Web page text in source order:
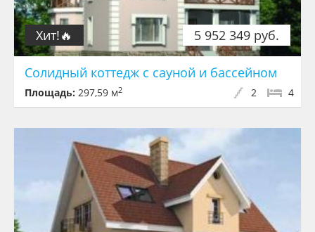
5 952 349 руб.
Хит!🔥
Солидный коттедж с сауной и бассейном
Площадь: 297,59 м2 4
2